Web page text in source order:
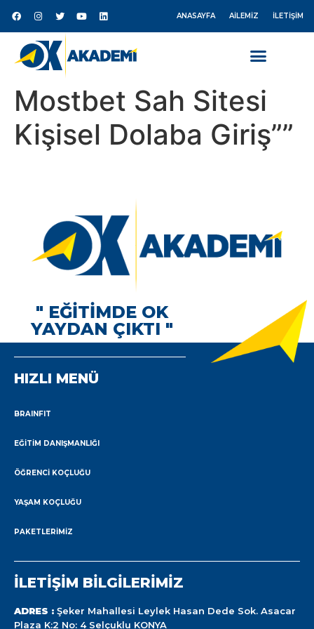
ANASAYFA AILEMIZ İLETIŞIM
Mostbet Sah Sitesi
Kişisel Dolaba Giriş””
" EĞİTİMDE OK
YAYDAN ÇIKTI "
HIZLI MENÜ
BRAINFIT
EĞITIM DANIŞMANLIĞI
ÖĞRENCI KOÇLUĞU
YAŞAM KOÇLUĞU
PAKETLERIMIZ
İLETİŞİM BİLGİLERİMİZ
ADRES : Şeker Mahallesi Leylek Hasan Dede Sok. Asacar
Plaza K:2 No: 4 Selçuklu KONYA